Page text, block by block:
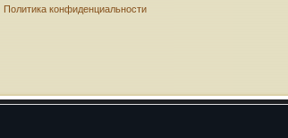
Политика конфиденциальности